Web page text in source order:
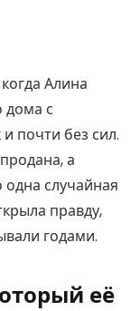
Алина
дома с
почти без сил.
а
случайная
правду,
годами.
её